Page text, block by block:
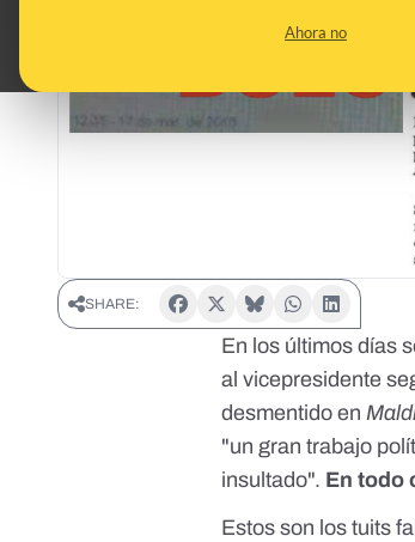
Ahora no
SHARE:
En los últimos días
al vicepresidente
desmentido en
"un gran trabajo
insultado". En todo
Estos son los tuits